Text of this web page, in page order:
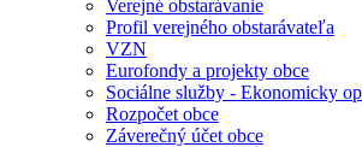
Verejné obstarávanie
Profil verejného obstarávateľa
VZN
Eurofondy a projekty obce
Sociálne služby - Ekonomicky
Rozpočet obce
Záverečný účet obce